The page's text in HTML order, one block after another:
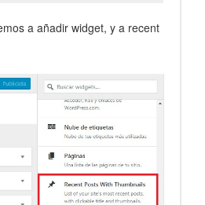
a añadir widget, y a recent